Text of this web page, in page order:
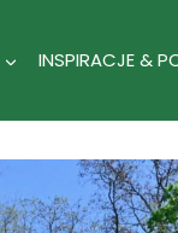
INSPIRACJE &